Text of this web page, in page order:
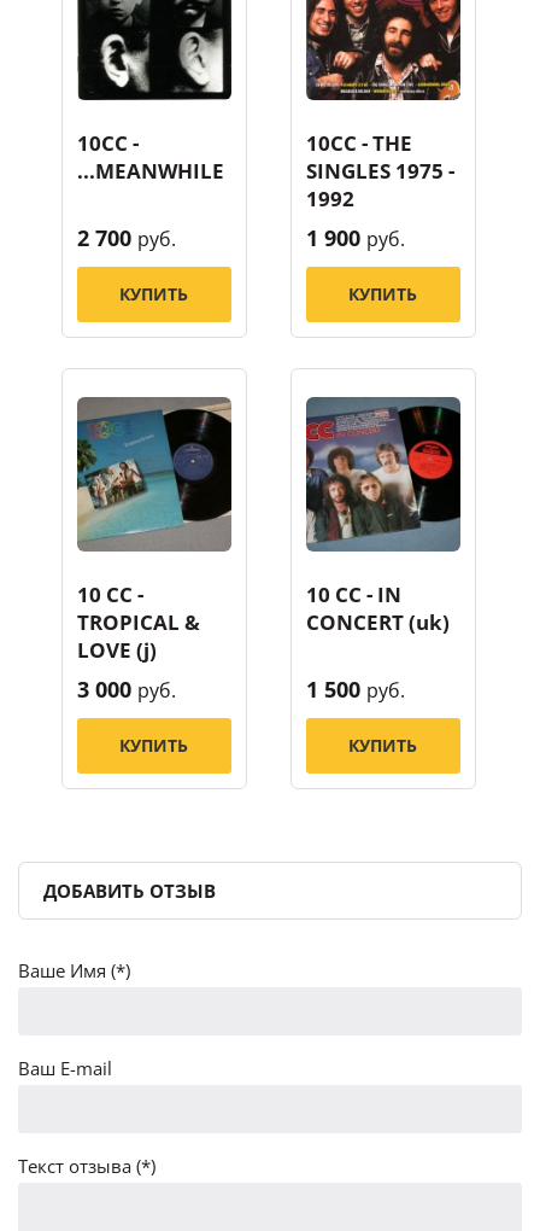
10CC -
...MEANWHILE
2 700 руб.
КУПИТЬ
10CC - THE
SINGLES 1975 -
1992
1 900 руб.
КУПИТЬ
10 CC -
TROPICAL &
LOVE (j)
3 000 руб.
КУПИТЬ
10 CC - IN
CONCERT (uk)
1 500 руб.
КУПИТЬ
ДОБАВИТЬ ОТЗЫВ
Ваше Имя (*)
Ваш E-mail
Текст отзыва (*)